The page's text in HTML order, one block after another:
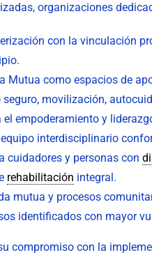
organizaciones
con la vinculación
Mutua como espacios de
movilización,
empoderamiento y
interdisciplinario
cuidadores y personas con
rehabilitación integral.
mutua y procesos
identificados con mayor
compromiso con la